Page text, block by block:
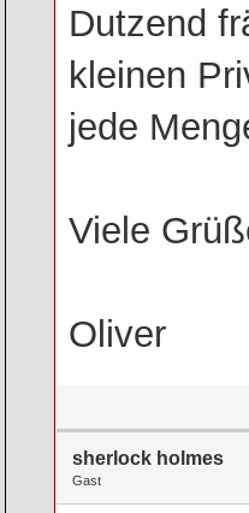
Dutzend
kleinen
jede
Viele
Oliver
sherlock holmes
Gast